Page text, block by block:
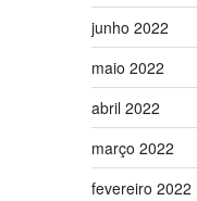
junho 2022
maio 2022
abril 2022
março 2022
fevereiro 2022